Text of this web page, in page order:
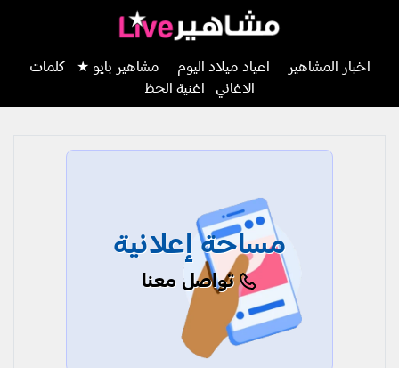
اخبار المشاهير اعياد ميلاد اليوم مشاهير بايو ★
كلمات
الاغاني
اغنية الحظ
مساحة إعلانية
تواصل معنا